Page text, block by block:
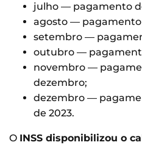
julho — pagamento
agosto — pagamento
setembro —
outubro —
novembro —
dezembro;
dezembro —
de 2023.
O INSS disponibilizou o